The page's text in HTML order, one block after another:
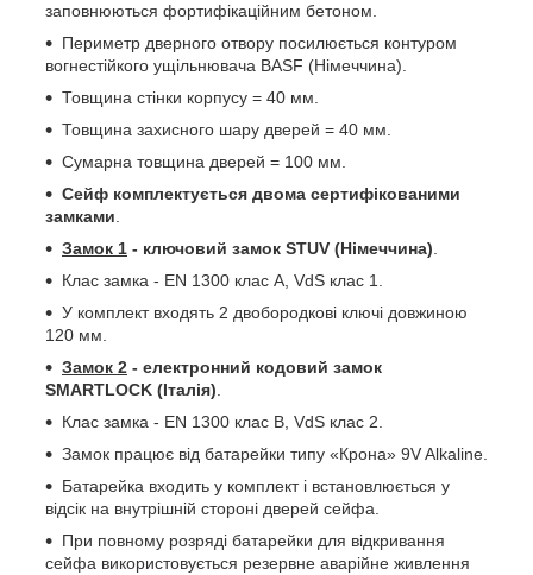
заповнюються фортифікаційним бетоном.
Периметр дверного отвору посилюється контуром
вогнестійкого ущільнювача BASF (Німеччина).
Товщина стінки корпусу = 40 мм.
Товщина захисного шару дверей = 40 мм.
Сумарна товщина дверей = 100 мм.
Сейф комплектується двома сертифікованими
замками.
Замок 1 - ключовий замок STUV (Німеччина).
Клас замка - EN 1300 клас A, VdS клас 1.
У комплект входять 2 двобородкові ключі довжиною
120 мм.
Замок 2 - електронний кодовий замок
SMARTLOCK (Італія).
Клас замка - EN 1300 клас B, VdS клас 2.
Замок працює від батарейки типу «Крона» 9V Alkaline.
Батарейка входить у комплект і встановлюється у
відсік на внутрішній стороні дверей сейфа.
При повному розряді батарейки для відкривання
сейфа використовується резервне аварійне живлення